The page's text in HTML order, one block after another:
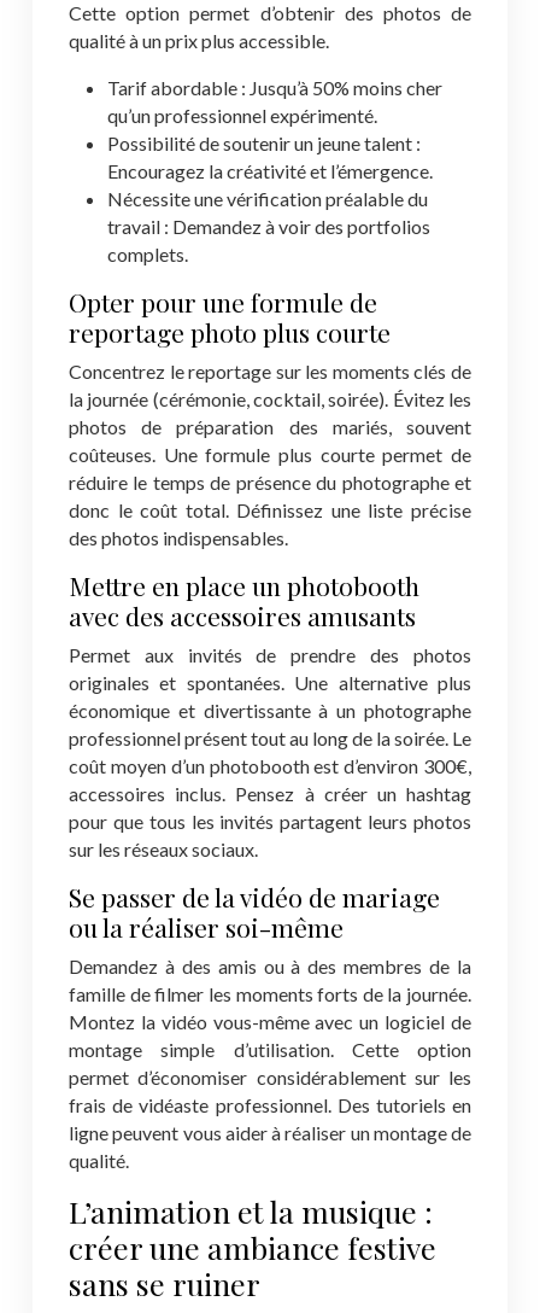
Cette option permet d’obtenir des photos de
qualité à un prix plus accessible.
Tarif abordable : Jusqu’à 50% moins cher
qu’un professionnel expérimenté.
Possibilité de soutenir un jeune talent :
Encouragez la créativité et l’émergence.
Nécessite une vérification préalable du
travail : Demandez à voir des portfolios
complets.
Opter pour une formule de
reportage photo plus courte
Concentrez le reportage sur les moments clés de
la journée (cérémonie, cocktail, soirée). Évitez les
photos de préparation des mariés, souvent
coûteuses. Une formule plus courte permet de
réduire le temps de présence du photographe et
donc le coût total. Définissez une liste précise
des photos indispensables.
Mettre en place un photobooth
avec des accessoires amusants
Permet aux invités de prendre des photos
originales et spontanées. Une alternative plus
économique et divertissante à un photographe
professionnel présent tout au long de la soirée. Le
coût moyen d’un photobooth est d’environ 300€,
accessoires inclus. Pensez à créer un hashtag
pour que tous les invités partagent leurs photos
sur les réseaux sociaux.
Se passer de la vidéo de mariage
ou la réaliser soi-même
Demandez à des amis ou à des membres de la
famille de filmer les moments forts de la journée.
Montez la vidéo vous-même avec un logiciel de
montage simple d’utilisation. Cette option
permet d’économiser considérablement sur les
frais de vidéaste professionnel. Des tutoriels en
ligne peuvent vous aider à réaliser un montage de
qualité.
L’animation et la musique :
créer une ambiance festive
sans se ruiner